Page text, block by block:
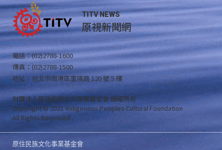
TITV NEWS
原視新聞網
電話：(02)2788-1600
傳真：(02)2788-1500
地址：台北市南港區重陽路 120 號 5 樓
財團法人原住民族文化事業基金會 版權所有
Copyright © 2021 Indigenous Peoples Cultural Foundation
All Rights Reserved .
原住民族文化事業基金會